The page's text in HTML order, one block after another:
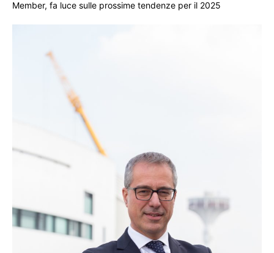
Member, fa luce sulle prossime tendenze per il 2025